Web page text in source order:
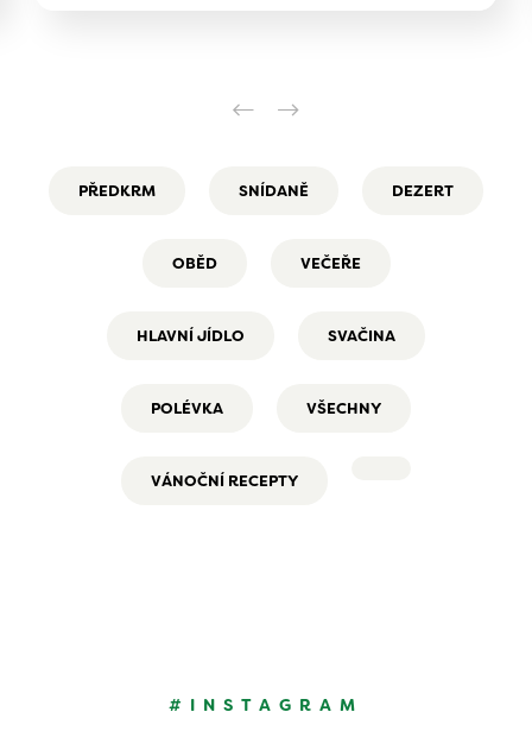
PŘEDKRM SNÍDANĚ DEZERT
OBĚD VEČEŘE
HLAVNÍ JÍDLO SVAČINA
POLÉVKA VŠECHNY
VÁNOČNÍ RECEPTY
#INSTAGRAM